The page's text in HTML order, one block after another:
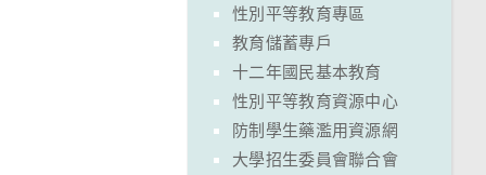
性別平等教育專區
教育儲蓄專戶
十二年國民基本教育
性別平等教育資源中心
防制學生藥濫用資源網
大學招生委員會聯合會